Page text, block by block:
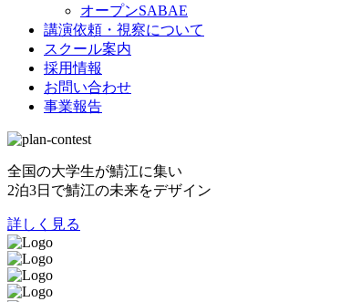
オープンSABAE
講演依頼・視察について
スクール案内
採用情報
お問い合わせ
事業報告
全国の大学生が鯖江に集い
2泊3日で鯖江の未来をデザイン
詳しく見る